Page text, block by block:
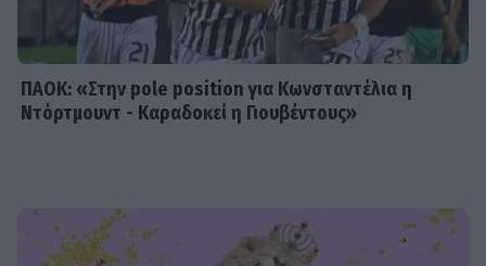
ΠΑΟΚ: «Στην pole position για Κωνσταντέλια η
Ντόρτμουντ - Καραδοκεί η Γιουβέντους»